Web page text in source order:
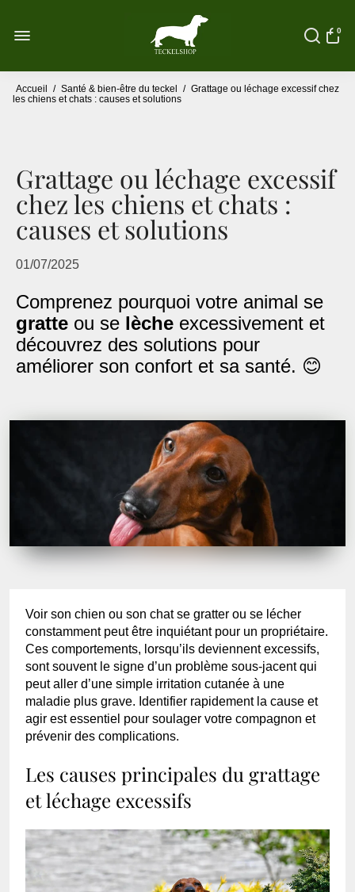
0
Accueil / Santé & bien-être du teckel / Grattage ou léchage excessif chez
les chiens et chats : causes et solutions
Grattage ou léchage excessif
chez les chiens et chats :
causes et solutions
01/07/2025
Comprenez pourquoi votre animal se
gratte ou se lèche excessivement et
découvrez des solutions pour
améliorer son confort et sa santé. 😊
Voir son chien ou son chat se gratter ou se lécher
constamment peut être inquiétant pour un propriétaire.
Ces comportements, lorsqu’ils deviennent excessifs,
sont souvent le signe d’un problème sous-jacent qui
peut aller d’une simple irritation cutanée à une
maladie plus grave. Identifier rapidement la cause et
agir est essentiel pour soulager votre compagnon et
prévenir des complications.
Les causes principales du grattage
et léchage excessifs